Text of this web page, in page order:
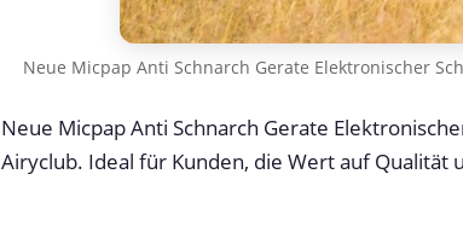
Neue Micpap Anti Schnarch Gerate Elektronischer
Neue Micpap Anti Schnarch Gerate
Airyclub. Ideal für Kunden, die Wert auf Qualität